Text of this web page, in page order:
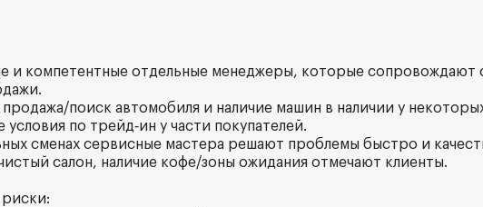
и компетентные отдельные менеджеры, которые сопровождают
продажа/поиск автомобиля и наличие машин в наличии у
по трейд‑ин у части покупателей.
сменах сервисные мастера решают проблемы быстро и
салон, наличие кофе/зоны ожидания отмечают клиенты.